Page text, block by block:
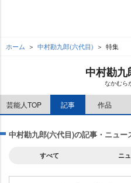
ホーム 中村勘九郎(六代目) 特集
中村勘
なかむら
芸能人TOP 記事 作品
中村勘九郎(六代目)の記事・ニュー
すべて ニ